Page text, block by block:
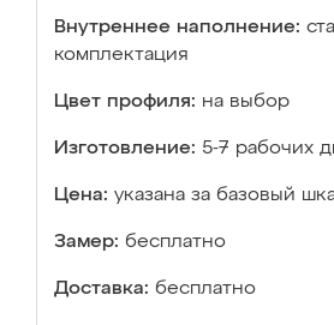
Внутреннее наполнение:
комплектация
Цвет профиля: на выбор
Изготовление: 5-7 рабочих
Цена: указана за базовый
Замер: бесплатно
Доставка: бесплатно